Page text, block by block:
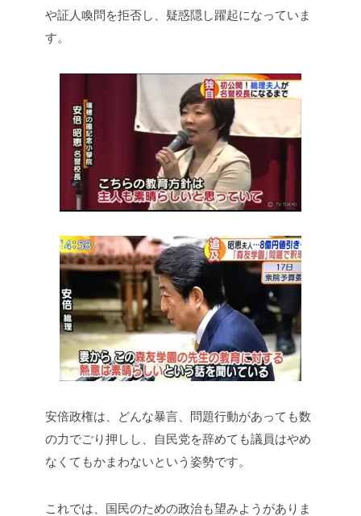
や証人喚問を拒否し、疑惑隠し躍起になっていま
す。
安倍政権は、どんな暴言、問題行動があっても数
の力でごり押しし、自民党を辞めても議員はやめ
なくてもかまわないという姿勢です。
これでは、国民のための政治も望みようがありま